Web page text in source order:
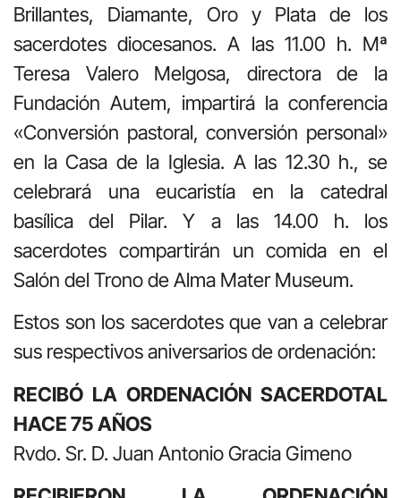
Brillantes, Diamante, Oro y Plata de los
sacerdotes diocesanos. A las 11.00 h. Mª
Teresa Valero Melgosa, directora de la
Fundación Autem, impartirá la conferencia
«Conversión pastoral, conversión personal»
en la Casa de la Iglesia. A las 12.30 h., se
celebrará una eucaristía en la catedral
basílica del Pilar. Y a las 14.00 h. los
sacerdotes compartirán un comida en el
Salón del Trono de Alma Mater Museum.
Estos son los sacerdotes que van a celebrar
sus respectivos aniversarios de ordenación:
RECIBÓ LA ORDENACIÓN SACERDOTAL
HACE 75 AÑOS
Rvdo. Sr. D. Juan Antonio Gracia Gimeno